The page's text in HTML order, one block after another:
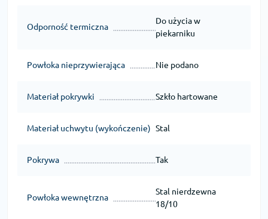
Odporność termiczna
Do użycia w
piekarniku
Powłoka nieprzywierająca Nie podano
Materiał pokrywki Szkło hartowane
Materiał uchwytu (wykończenie) Stal
Pokrywa Tak
Powłoka wewnętrzna
Stal nierdzewna
18/10